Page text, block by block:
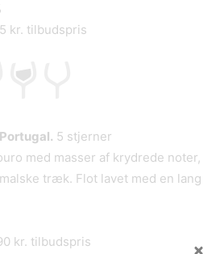
kr. tilbudspris
5 stjerner
med masser af krydrede noter,
træk. Flot lavet med en lang
kr. tilbudspris